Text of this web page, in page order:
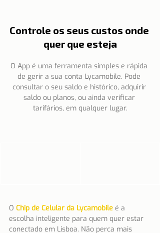
Controle os seus custos onde
quer que esteja
O App é uma ferramenta simples e rápida
de gerir a sua conta Lycamobile. Pode
consultar o seu saldo e histórico, adquirir
saldo ou planos, ou ainda verificar
tarifários, em qualquer lugar.
O Chip de Celular da Lycamobile é a
escolha inteligente para quem quer estar
conectado em Lisboa. Não perca mais